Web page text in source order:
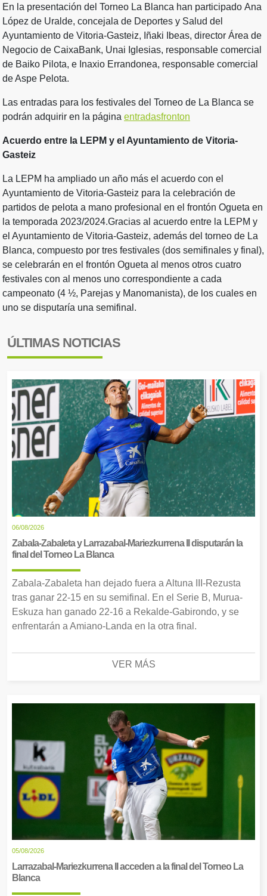
En la presentación del Torneo La Blanca han participado Ana
López de Uralde, concejala de Deportes y Salud del
Ayuntamiento de Vitoria-Gasteiz, Iñaki Ibeas, director Área de
Negocio de CaixaBank, Unai Iglesias, responsable comercial
de Baiko Pilota, e Inaxio Errandonea, responsable comercial
de Aspe Pelota.
Las entradas para los festivales del Torneo de La Blanca se
podrán adquirir en la página entradasfronton
Acuerdo entre la LEPM y el Ayuntamiento de Vitoria-
Gasteiz
La LEPM ha ampliado un año más el acuerdo con el
Ayuntamiento de Vitoria-Gasteiz para la celebración de
partidos de pelota a mano profesional en el frontón Ogueta en
la temporada 2023/2024.Gracias al acuerdo entre la LEPM y
el Ayuntamiento de Vitoria-Gasteiz, además del torneo de La
Blanca, compuesto por tres festivales (dos semifinales y final),
se celebrarán en el frontón Ogueta al menos otros cuatro
festivales con al menos uno correspondiente a cada
campeonato (4 ½, Parejas y Manomanista), de los cuales en
uno se disputaría una semifinal.
ÚLTIMAS NOTICIAS
06/08/2026
Zabala-Zabaleta y Larrazabal-Mariezkurrena II disputarán la
final del Torneo La Blanca
Zabala-Zabaleta han dejado fuera a Altuna III-Rezusta
tras ganar 22-15 en su semifinal. En el Serie B, Murua-
Eskuza han ganado 22-16 a Rekalde-Gabirondo, y se
enfrentarán a Amiano-Landa en la otra final.
VER MÁS
05/08/2026
Larrazabal-Mariezkurrena II acceden a la final del Torneo La
Blanca